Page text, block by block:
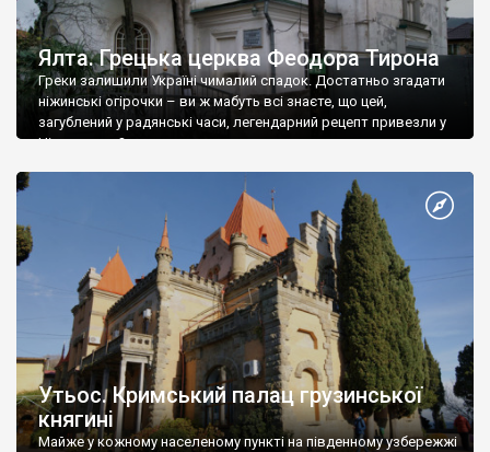
Ялта. Грецька церква Феодора Тирона
Греки залишили Україні чималий спадок. Достатньо згадати
ніжинські огірочки – ви ж мабуть всі знаєте, що цей,
загублений у радянські часи, легендарний рецепт привезли у
Ніжин греки?
Утьос. Кримський палац грузинської
княгині
Майже у кожному населеному пункті на південному узбережжі